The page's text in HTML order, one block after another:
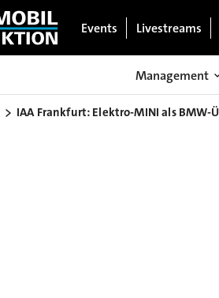
Events Livestreams
Management
IAA Frankfurt: Elektro-MINI als BMW-